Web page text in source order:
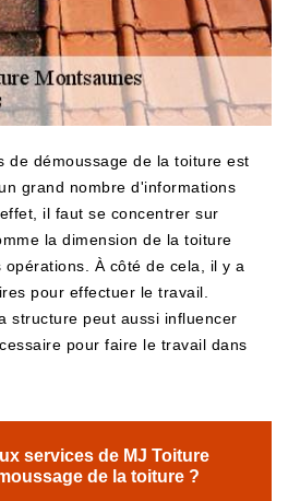
de démoussage de la toiture est
grand nombre d'informations
il faut se concentrer sur
la dimension de la toiture
À côté de cela, il y a
pour effectuer le travail.
structure peut aussi influencer
pour faire le travail dans
services de MJ Toiture
de la toiture ?